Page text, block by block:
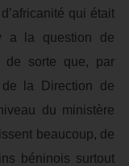
qui était
a la question de
de sorte que, par
la Direction de
du ministère
beaucoup, de
béninois surtout